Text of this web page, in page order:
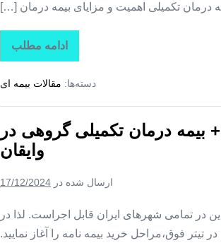
تکمیلی اهمیت و مزایای بیمه درمان […]
ادامه مطلب
تاراز
بیمه
بیمه
درمان
+
بیمه
درمان
تکمیلی
در
دسته‌ها: مقالات بیمه ای
+ بیمه درمان تکمیلی گروهی در
وایقان
ارسال شده در 17/12/2024
در تمامی شهرهای ایران قابل اجراست. لذا در
فوق،مراحل خرید بیمه نامه را آغاز نمایید.